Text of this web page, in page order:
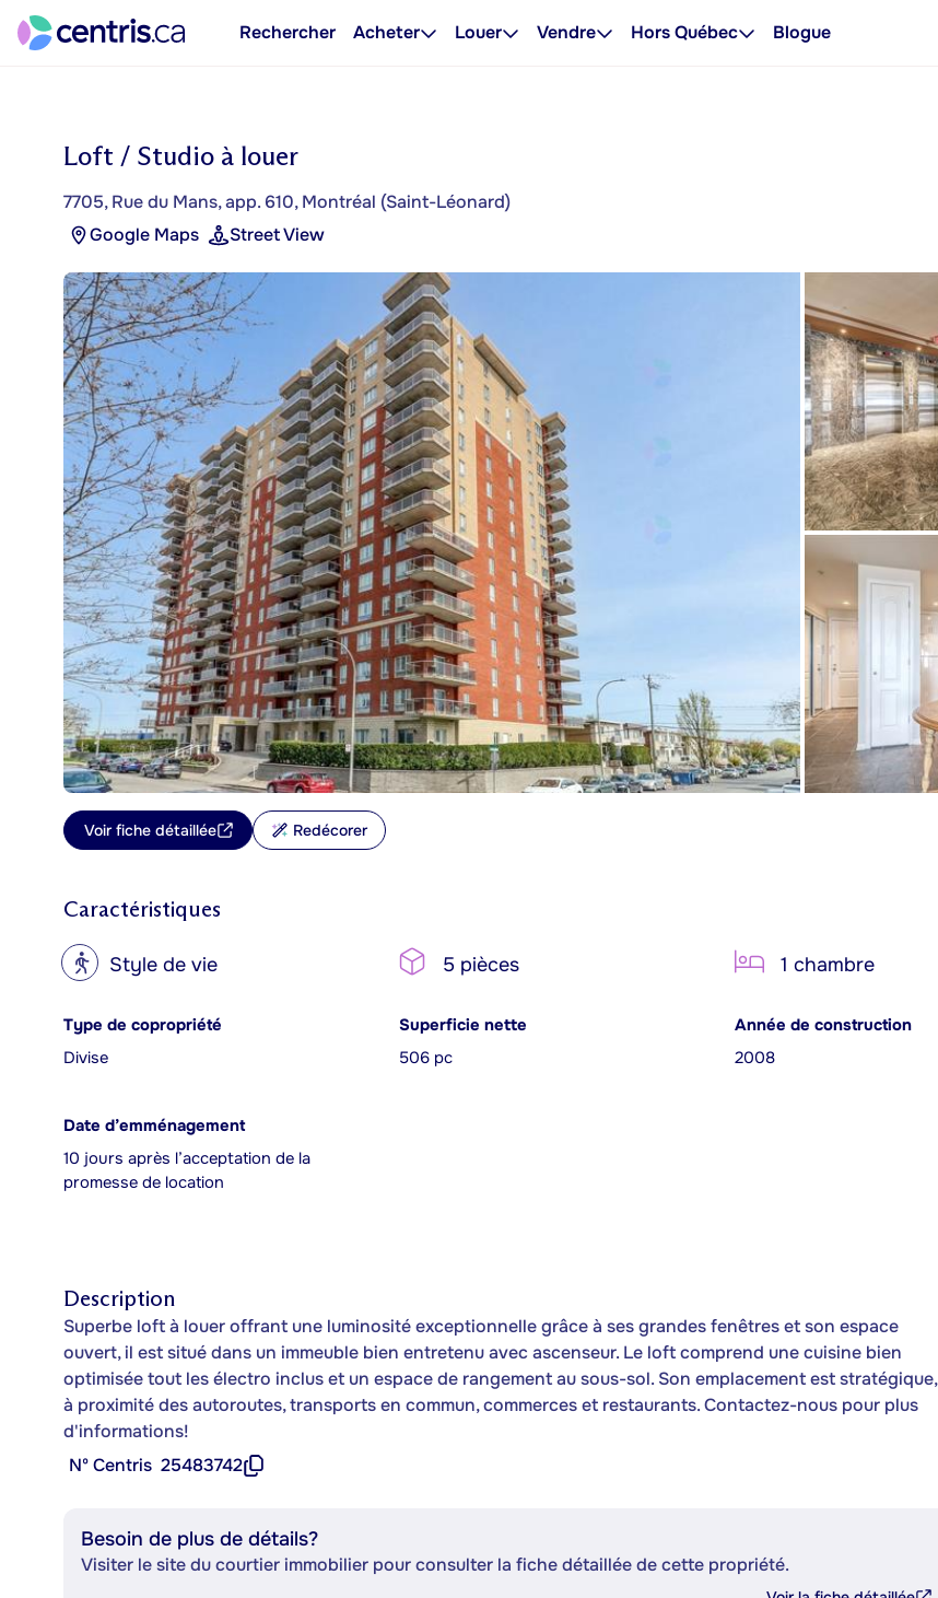
Rechercher Acheter Louer Vendre Hors Québec Blogue
Loft / Studio à louer
7705, Rue du Mans, app. 610, Montréal (Saint-Léonard)
Google Maps
Street View
Voir fiche détaillée Redécorer
Caractéristiques
? Style de vie 5 pièces 1 chambre
Type de copropriété
Divise
Superficie nette
506 pc
Année de construction
2008
Date d’emménagement
10 jours après l’acceptation de la
promesse de location
Description
Superbe loft à louer offrant une luminosité exceptionnelle grâce à ses grandes fenêtres et son espace
ouvert, il est situé dans un immeuble bien entretenu avec ascenseur. Le loft comprend une cuisine bien
optimisée tout les électro inclus et un espace de rangement au sous-sol. Son emplacement est stratégique,
à proximité des autoroutes, transports en commun, commerces et restaurants. Contactez-nous pour plus
d'informations!
Nº Centris 25483742
Besoin de plus de détails?
Visiter le site du courtier immobilier pour consulter la fiche détaillée de cette propriété.